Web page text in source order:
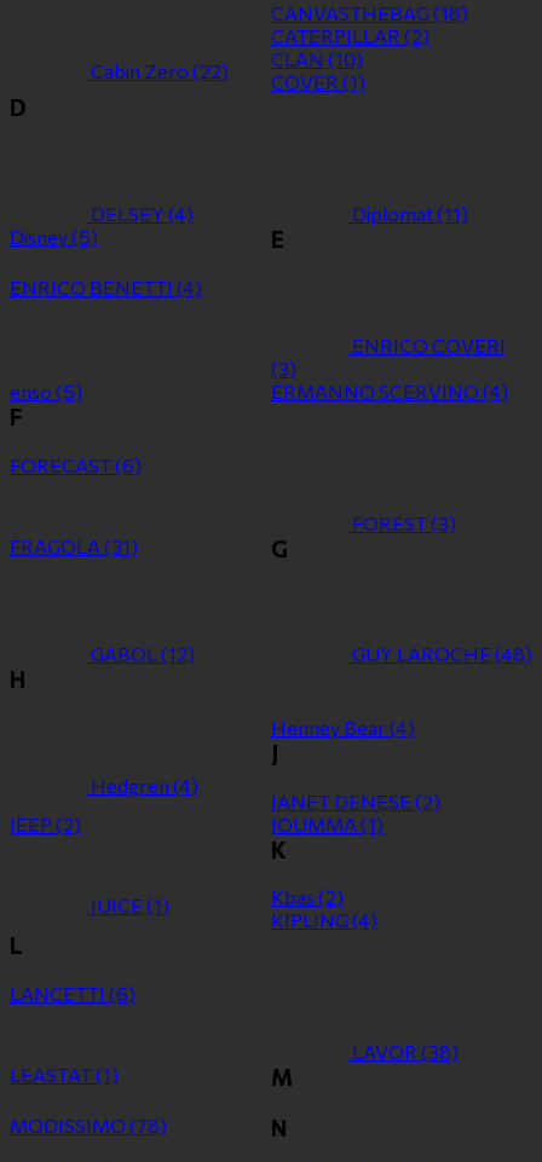
Cabin Zero (22)
CANVASTHEBAG (18)
CATERPILLAR (2)
CLAN (10)
COVER (1)
D
DELSEY (4) Diplomat(11)
Disney(5) E
ENRICO BENETTI (4)
ENRICO COVERI
(3)
enso (5) ERMANNO SCERVINO (4)
F
FORECAST(6)
FOREST(3)
FRAGOLA (31) G
GABOL(12) GUY LAROCHE (48)
H
Hedgren (4)
Henney Bear(4)
J
JANET DENESE (2)
JEEP (2) JOUMMA (1)
JUICE (1)
K
Kbas (2)
KIPLING (4)
L
LANCETTI (6)
LAVOR (38)
LEASTAT(1) M
MODISSIMO (78) N